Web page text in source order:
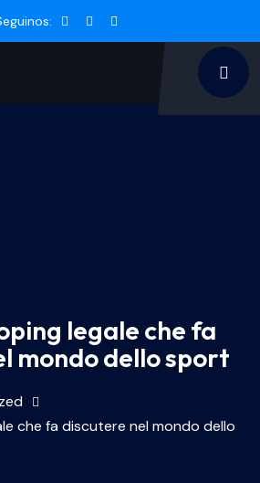
legale che fa
mondo dello sport
che fa discutere nel mondo dello